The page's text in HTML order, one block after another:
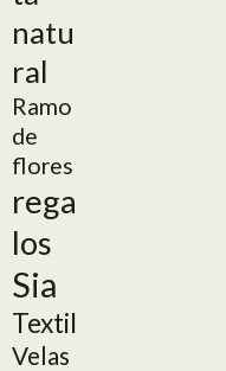
natu
ral
Ramo
de
flores
rega
los
Sia
Textil
Velas